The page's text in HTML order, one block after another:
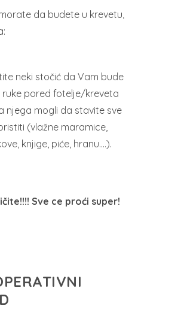
da budete u krevetu,
neki stočić da Vam bude
pored fotelje/kreveta
njega mogli da stavite sve
(vlažne maramice,
knjige, piće, hranu….).
Sve ce proći super!